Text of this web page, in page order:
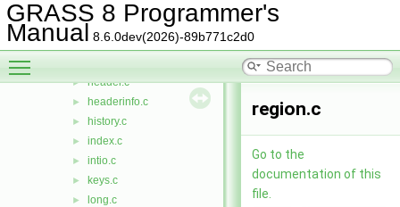
GRASS 8 Programmer's
Manual 8.6.0dev(2026)-89b771c2d0
► fpxdr.c
► getblock.c
► getvalue.c
► header.c
► headerinfo.c
► history.c
► index.c
► intio.c
► keys.c
► long.c
region.c
Go to the
documentation of this
file.